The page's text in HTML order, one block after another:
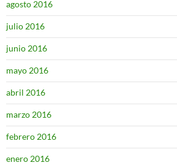
agosto 2016
julio 2016
junio 2016
mayo 2016
abril 2016
marzo 2016
febrero 2016
enero 2016